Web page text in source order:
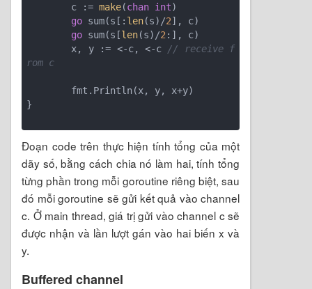
	c :=
make(chan int)
go sum(s[: len(s)/2], c)
go sum(s[len(s)/2 :], c)
	x, y := <-c, <-c
// receive f
rom c
}
Đoạn code trên thực hiện tính tổng của một
dãy số, bằng cách chia nó làm hai, tính tổng
từng phần trong mỗi goroutine riêng biệt, sau
đó mỗi goroutine sẽ gửi kết quả vào channel
c. Ở main thread, giá trị gửi vào channel c sẽ
được nhận và lần lượt gán vào hai biến x và
y.
Buffered channel